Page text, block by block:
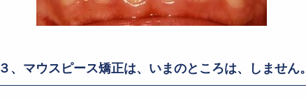
３、マウスピース矯正は、いまのところは、しません。